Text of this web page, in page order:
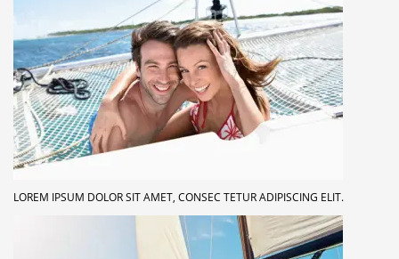
LOREM IPSUM DOLOR SIT AMET, CONSEC TETUR ADIPISCING ELIT.